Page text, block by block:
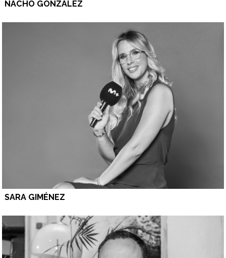
NACHO GONZÁLEZ
SARA GIMÉNEZ